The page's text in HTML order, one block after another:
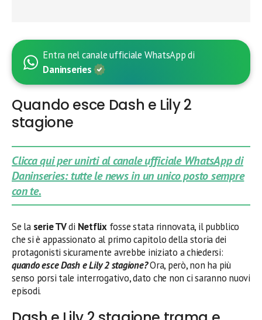
Entra nel canale ufficiale WhatsApp di
Daninseries
Quando esce Dash e Lily 2
stagione
Clicca qui per unirti al canale ufficiale WhatsApp di
Daninseries: tutte le news in un unico posto sempre
con te.
Se la serie TVdi Netflixfosse stata rinnovata, il pubblico
che si è appassionato al primo capitolo della storia dei
protagonisti sicuramente avrebbe iniziato a chiedersi:
quando esce Dash e Lily 2 stagione?Ora, però, non ha più
senso porsi tale interrogativo, dato che non ci saranno nuovi
episodi.